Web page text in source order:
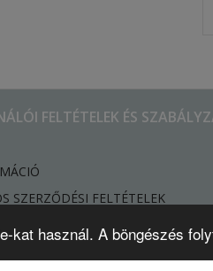
kat használ. A böngészés
FELTÉTELEK ÉS
SZERZŐDÉSI FELTÉTELEK